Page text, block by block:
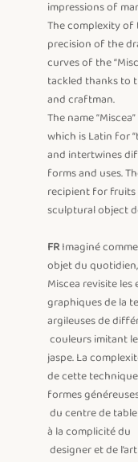
impressions of
The complexity
precision of the
curves of the
tackled thanks to
and craftman.
The name
which is Latin for
and intertwines
forms and uses.
recipient for fruits
sculptural object
FR Imaginé
objet du
Miscea revisite
graphiques de la
argileuses de
couleurs imitant
jaspe. La
de cette
formes
du centre de
à la complicité du
designer et de